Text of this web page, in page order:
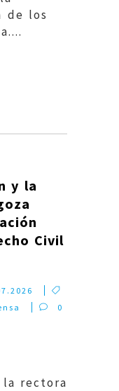
de los
y la
Civil
0
la rectora